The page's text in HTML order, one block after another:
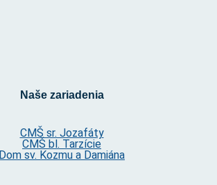
Naše zariadenia
CMŠ sr. Jozafáty
CMŠ bl. Tarzície
Dom sv. Kozmu a Damiána